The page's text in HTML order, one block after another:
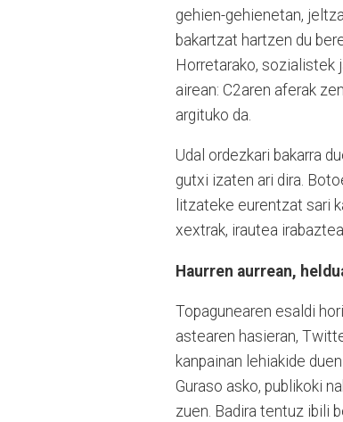
gehien-gehienetan,
bakartzat hartzen du
Horretarako, sozialistek
airean: C2aren aferak
argituko da.
Udal ordezkari bakarra
gutxi izaten ari dira.
litzateke eurentzat sari
xextrak, irautea
Haurren aurrean,
Topagunearen esaldi
astearen hasieran,
kanpainan lehiakide
Guraso asko, publikoki
zuen. Badira tentuz ibili